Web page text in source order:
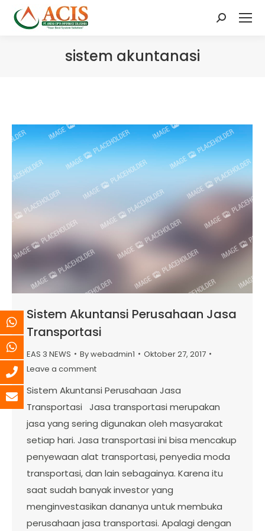
Search:
sistem akuntanasi
Sistem Akuntansi Perusahaan Jasa
Transportasi
EAS 3 NEWS Bywebadmin1
Oktober 27, 2017
Leave a comment
Sistem Akuntansi Perusahaan Jasa
Transportasi Jasa transportasi merupakan
jasa yang sering digunakan oleh masyarakat
setiap hari. Jasa transportasi ini bisa mencakup
penyewaan alat transportasi, penyedia moda
transportasi, dan lain sebagainya. Karena itu
saat sudah banyak investor yang
menginvestasikan dananya untuk membuka
perusahaan jasa transportasi. Apalagi dengan